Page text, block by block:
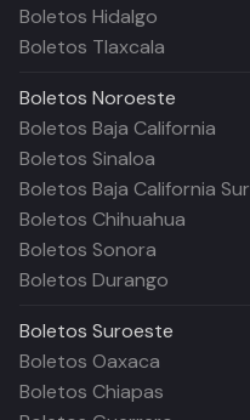
Boletos Hidalgo
Boletos Tlaxcala
Boletos Noroeste
Boletos Baja California
Boletos Sinaloa
Boletos Baja California Sur
Boletos Chihuahua
Boletos Sonora
Boletos Durango
Boletos Suroeste
Boletos Oaxaca
Boletos Chiapas